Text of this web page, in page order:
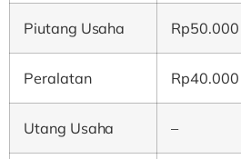
Piutang Usaha Rp50.000
Peralatan Rp40.000
Utang Usaha –